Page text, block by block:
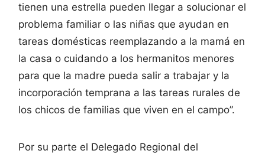
tienen una estrella pueden llegar a solucionar el
problema familiar o las niñas que ayudan en
tareas domésticas reemplazando a la mamá en
la casa o cuidando a los hermanitos menores
para que la madre pueda salir a trabajar y la
incorporación temprana a las tareas rurales de
los chicos de familias que viven en el campo”.
Por su parte el Delegado Regional del